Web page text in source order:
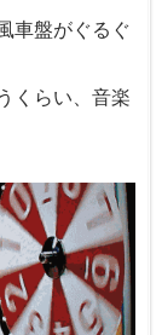
車盤がぐるぐ
くらい、音楽